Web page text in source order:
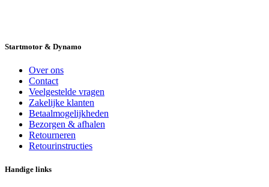
Startmotor & Dynamo
Over ons
Contact
Veelgestelde vragen
Zakelijke klanten
Betaalmogelijkheden
Bezorgen & afhalen
Retourneren
Retourinstructies
Handige links